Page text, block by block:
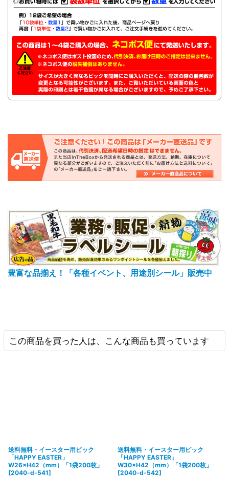
豊富な品揃え！「各種イベント、用途別シール」販売中
この商品を買った人は、こんな商品も買っています
送料無料・イースター用ピック
「HAPPY EASTER」
W26×H42（mm）「1袋200枚」
[2040-d-541]
送料無料・イースター用ピック
「HAPPY EASTER」
W30×H42（mm）「1袋200枚」
[2040-d-542]